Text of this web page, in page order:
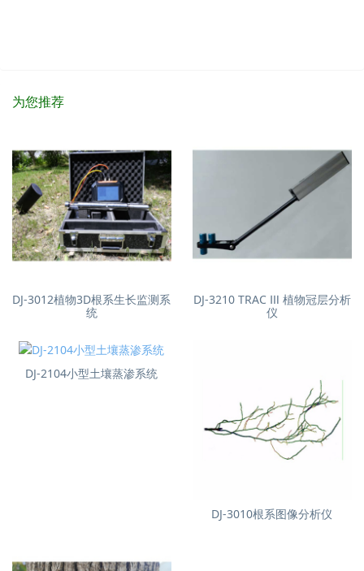
为您推荐
DJ-3012植物3D根系生长监测系
统
DJ-3210 TRAC Ⅲ 植物冠层分析
仪
DJ-2104小型土壤蒸渗系统
DJ-3010根系图像分析仪